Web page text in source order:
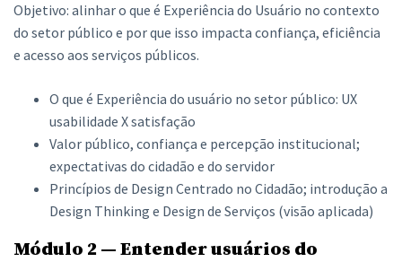
Objetivo: alinhar o que é Experiência do Usuário no contexto
do setor público e por que isso impacta confiança, eficiência
e acesso aos serviços públicos.
O que é Experiência do usuário no setor público: UX
usabilidade X satisfação
Valor público, confiança e percepção institucional;
expectativas do cidadão e do servidor
Princípios de Design Centrado no Cidadão; introdução a
Design Thinking e Design de Serviços (visão aplicada)
Módulo 2 — Entender usuários do